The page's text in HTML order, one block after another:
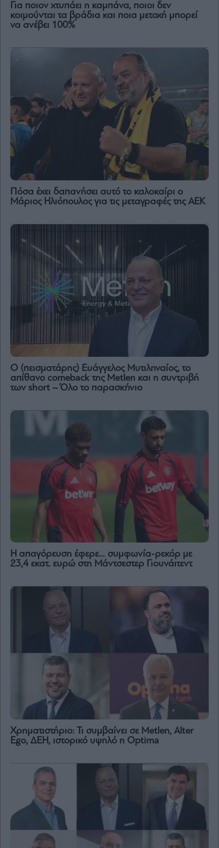
Για ποιον χτυπάει η καμπάνα, ποιοι δεν
κοιμούνται τα βράδια και ποια μετοχή μπορεί
να ανέβει 100%
Πόσα έχει δαπανήσει αυτό το καλοκαίρι ο
Μάριος Ηλιόπουλος για τις μεταγραφές της ΑΕΚ
Ο (πεισματάρης) Ευάγγελος Μυτιληναίος, το
απίθανο comeback της Μetlen και η συντριβή
των short – Όλο το παρασκήνιο
Η απαγόρευση έφερε… συμφωνία-ρεκόρ με
23,4 εκατ. ευρώ στη Μάντσεστερ Γιουνάιτεντ
Χρηματιστήριο: Τι συμβαίνει σε Metlen, Αlter
Ego, ΔΕΗ, ιστορικό υψηλό η Optima